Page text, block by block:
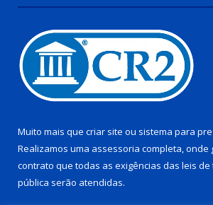
Muito mais que criar site ou sistema para
Realizamos uma assessoria completa, onde
contrato que todas as exigências das leis de
pública serão atendidas.